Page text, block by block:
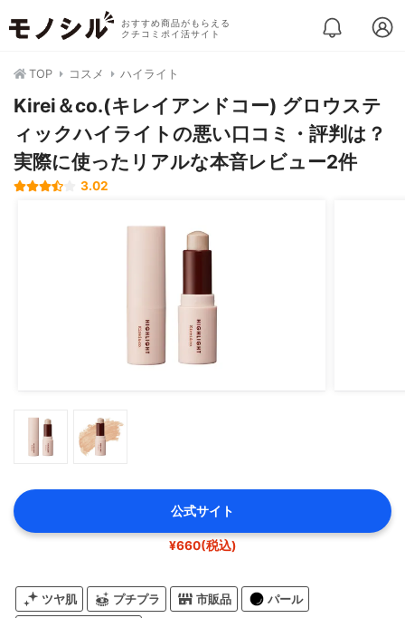
おすすめ商品がもらえる
クチコミポイ活サイト
TOP コスメ ハイライト
Kirei＆co.(キレイアンドコー) グロウステ
ィックハイライトの悪い口コミ・評判は？
実際に使ったリアルな本音レビュー2件
3.02
公式サイト
¥660(税込)
ツヤ肌 プチプラ 市販品 パール